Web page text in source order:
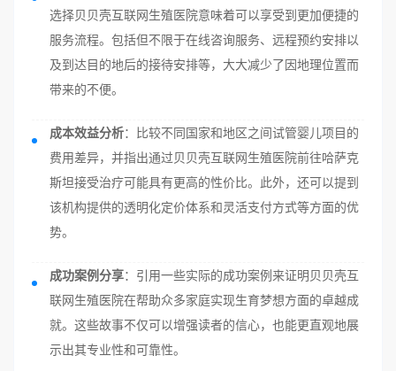
选择贝贝壳互联网生殖医院意味着可以享受到更加便捷的
服务流程。包括但不限于在线咨询服务、远程预约安排以
及到达目的地后的接待安排等，大大减少了因地理位置而
带来的不便。
成本效益分析：比较不同国家和地区之间试管婴儿项目的
费用差异，并指出通过贝贝壳互联网生殖医院前往哈萨克
斯坦接受治疗可能具有更高的性价比。此外，还可以提到
该机构提供的透明化定价体系和灵活支付方式等方面的优
势。
成功案例分享：引用一些实际的成功案例来证明贝贝壳互
联网生殖医院在帮助众多家庭实现生育梦想方面的卓越成
就。这些故事不仅可以增强读者的信心，也能更直观地展
示出其专业性和可靠性。